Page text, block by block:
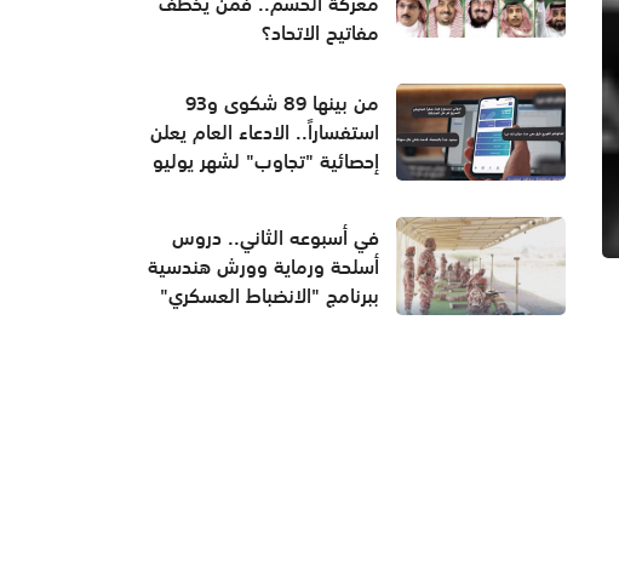
مفاتيح الاتحاد؟
من بينها 89 شكوى و93
استفساراً.. الادعاء العام يعلن
إحصائية "تجاوب" لشهر يوليو
في أسبوعه الثاني.. دروس
أسلحة ورماية وورش هندسية
ببرنامج "الانضباط العسكري"